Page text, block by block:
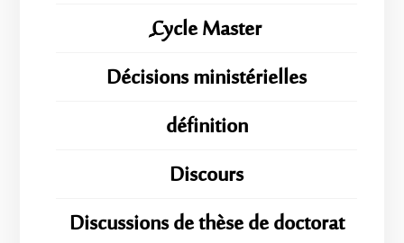
ِِِCycle Master
Décisions ministérielles
définition
Discours
Discussions de thèse de doctorat